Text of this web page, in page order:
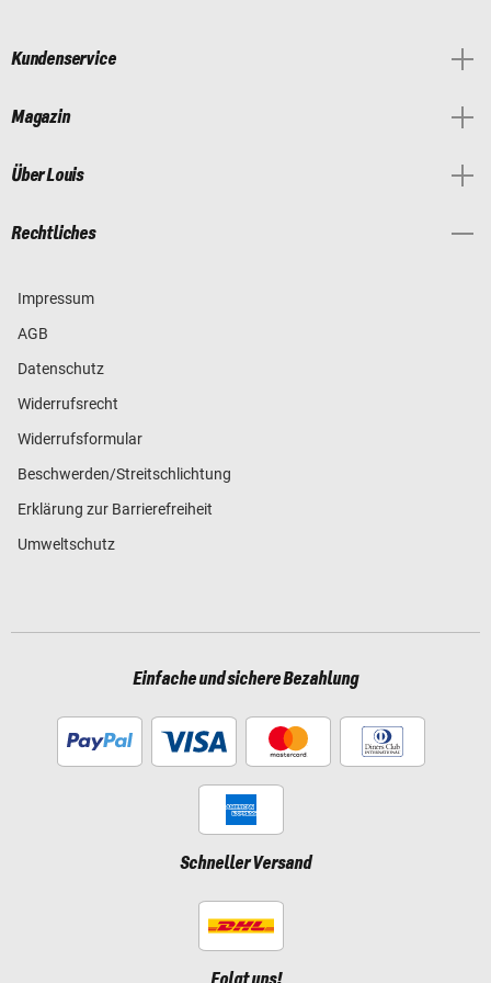
Kundenservice
Magazin
Über Louis
Rechtliches
Impressum
AGB
Datenschutz
Widerrufsrecht
Widerrufsformular
Beschwerden/Streitschlichtung
Erklärung zur Barrierefreiheit
Umweltschutz
Einfache und sichere Bezahlung
Schneller Versand